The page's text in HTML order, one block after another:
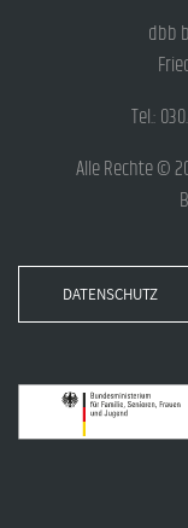
dbb
Tel.:
Alle Rechte ©
DATENSCHUTZ